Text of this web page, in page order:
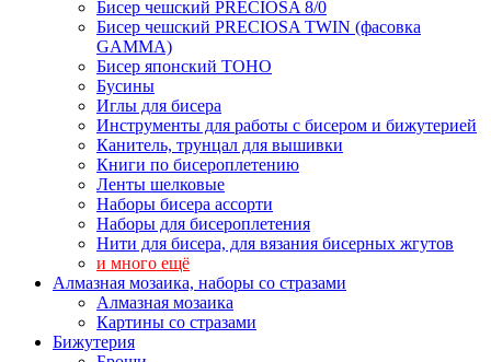
Бисер чешский PRECIOSA 8/0
Бисер чешский PRECIOSA TWIN (фасовка
GAMMA)
Бисер японский TOHO
Бусины
Иглы для бисера
Инструменты для работы с бисером и бижутерией
Канитель, трунцал для вышивки
Книги по бисероплетению
Ленты шелковые
Наборы бисера ассорти
Наборы для бисероплетения
Нити для бисера, для вязания бисерных жгутов
и много ещё
Алмазная мозаика, наборы со стразами
Алмазная мозаика
Картины co стразами
Бижутерия